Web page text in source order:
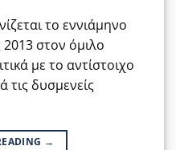
το εννιάμηνο
2013 στον όμιλο
με το αντίστοιχο
τις δυσμενείς
→